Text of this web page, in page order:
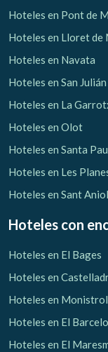
Hoteles en Pont de
Hoteles en Lloret de
Hoteles en Navata
Hoteles en San Julián
Hoteles en La
Hoteles en Olot
Hoteles en Santa Pau
Hoteles en Les
Hoteles en Sant
Hoteles con
Hoteles en El Bages
Hoteles en
Hoteles en Monistrol
Hoteles en El
Hoteles en El